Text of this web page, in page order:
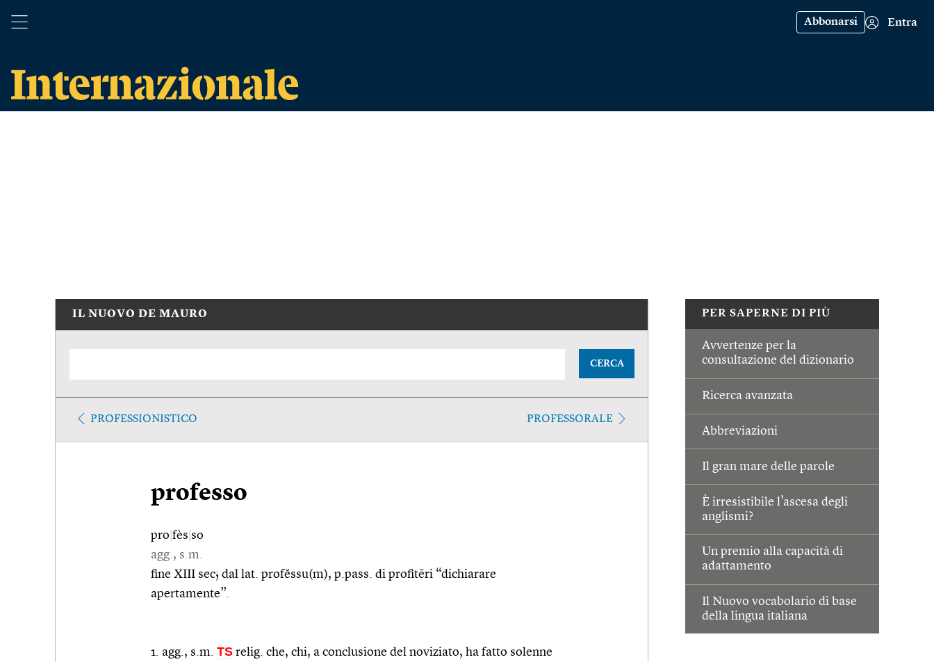
Abbonarsi Entra
PER SAPERNE DI PIÙ
Avvertenze per la
consultazione del dizionario
Ricerca avanzata
Abbreviazioni
Il gran mare delle parole
È irresistibile l’ascesa degli
anglismi?
Un premio alla capacità di
adattamento
Il Nuovo vocabolario di base
della lingua italiana
IL NUOVO DE MAURO
CERCA
PROFESSIONISTICO PROFESSORALE
professo
pro fès so
agg., s.m.
fine XIII sec; dal lat. profĕssu(m), p.pass. di profitēri “dichiarare
apertamente”.
1. agg., s.m. TS relig. che, chi, a conclusione del noviziato, ha fatto solenne